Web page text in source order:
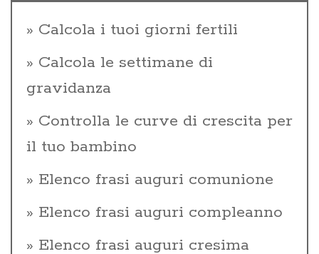
Calcola i tuoi giorni fertili
Calcola le settimane di
gravidanza
Controlla le curve di crescita per
il tuo bambino
Elenco frasi auguri comunione
Elenco frasi auguri compleanno
Elenco frasi auguri cresima